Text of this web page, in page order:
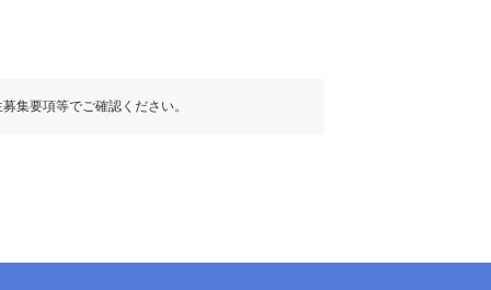
集要項等でご確認ください。